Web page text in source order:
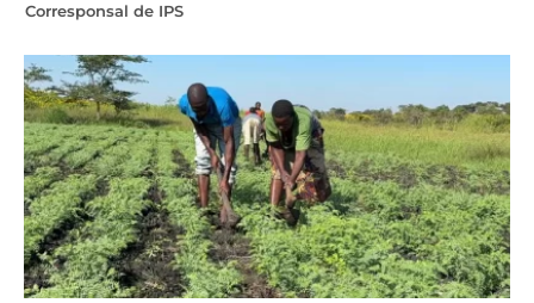
Corresponsal de IPS